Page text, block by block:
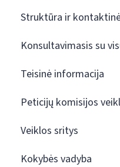
Struktūra ir
Konsultavimasis su
Teisinė informacija
Peticijų komisijos
Veiklos sritys
Kokybės vadyba